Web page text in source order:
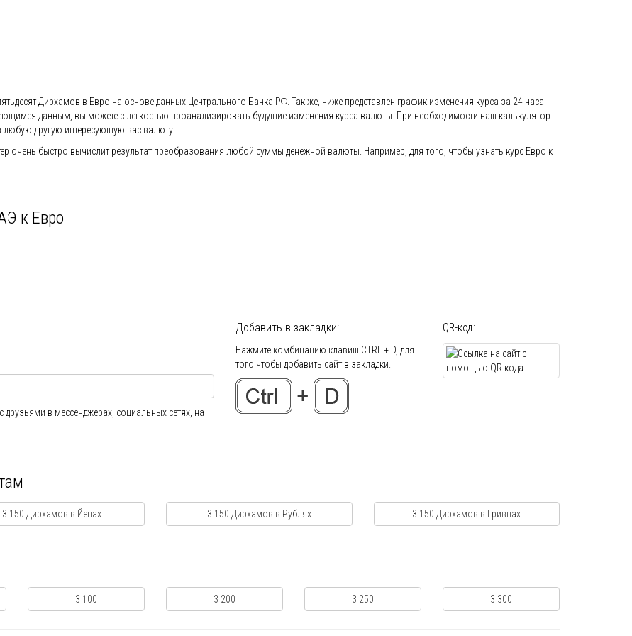
Дирхамов в Евро на основе данных Центрального Банка РФ. Так же, ниже представлен график изменения курса за 24 часа
данным, вы можете с легкостью проанализировать будущие изменения курса валюты. При необходимости наш калькулятор
другую интересующую вас валюту.
очень быстро вычислит результат преобразования любой суммы денежной валюты. Например, для того, чтобы узнать курс Евро к
к Евро
в мессенджерах, социальных сетях, на
Добавить в закладки:
Нажмите комбинацию клавиш CTRL + D, для
того чтобы добавить сайт в закладки.
QR-код:
3 150 Дирхамов в Йенах 3 150 Дирхамов в Рублях 3 150 Дирхамов в Гривнах
3 100 3 200 3 250 3 300